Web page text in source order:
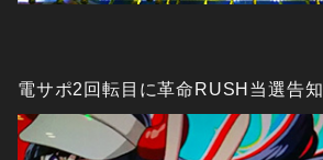
電サポ2回転目に革命RUSH当選告知